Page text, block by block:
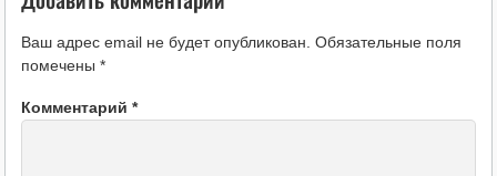
Ваш адрес email не будет опубликован. Обязательные поля
помечены *
Комментарий *